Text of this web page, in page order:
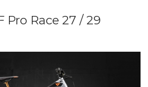
Pro Race 27 / 29